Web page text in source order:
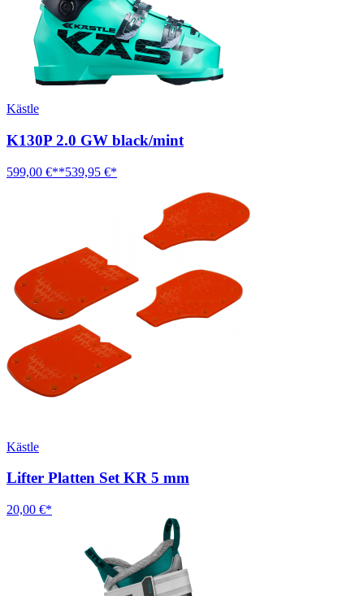
Kästle
K130P 2.0 GW black/mint
599,00 €**539,95 €*
Kästle
Lifter Platten Set KR 5 mm
20,00 €*